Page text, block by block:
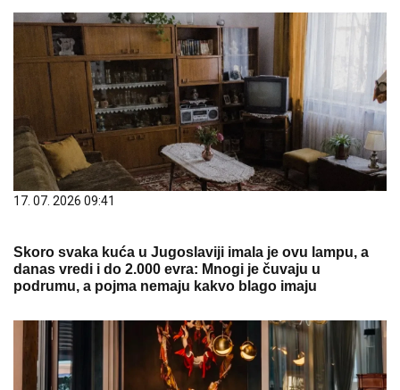
17. 07. 2026 09:41
Skoro svaka kuća u Jugoslaviji imala je ovu lampu, a
danas vredi i do 2.000 evra: Mnogi je čuvaju u
podrumu, a pojma nemaju kakvo blago imaju